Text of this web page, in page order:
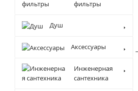
фильтры
Душ
Аксессуары
Инженерная
сантехника